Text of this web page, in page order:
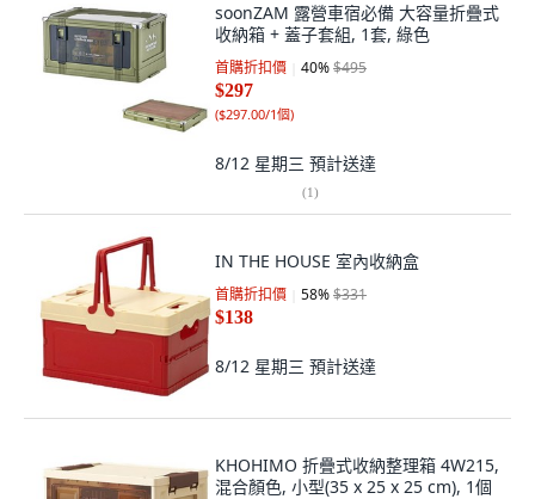
soonZAM 露營車宿必備 大容量折疊式
收納箱 + 蓋子套組, 1套, 綠色
首購折扣價 40%$495
$297
($297.00/1個)
8/12 星期三 預計送達
(1)
IN THE HOUSE 室內收納盒
首購折扣價 58%$331
$138
8/12 星期三 預計送達
KHOHIMO 折疊式收納整理箱 4W215,
混合顏色, 小型(35 x 25 x 25 cm), 1個